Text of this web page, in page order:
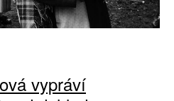
vypráví